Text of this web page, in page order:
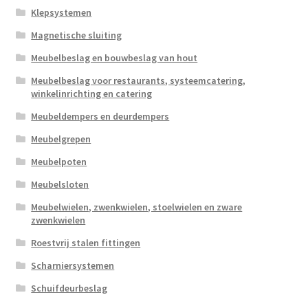
Klepsystemen
Magnetische sluiting
Meubelbeslag en bouwbeslag van hout
Meubelbeslag voor restaurants, systeemcatering,
winkelinrichting en catering
Meubeldempers en deurdempers
Meubelgrepen
Meubelpoten
Meubelsloten
Meubelwielen, zwenkwielen, stoelwielen en zware
zwenkwielen
Roestvrij stalen fittingen
Scharniersystemen
Schuifdeurbeslag